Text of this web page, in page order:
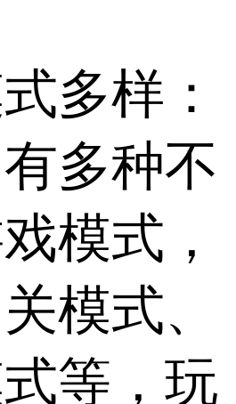
多样：
多种不
模式，
模式、
等，玩